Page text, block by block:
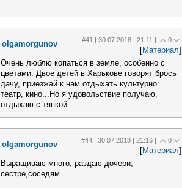
olgamorgunov #41 | 30.07.2018 | 21:11 | 0
[Материал]
Очень люблю копаться в земле, особенно с
цветами. Двое детей в Харькове говорят брось
дачу, приезжай к нам отдыхать культурно:
театр, кино...Но я удовольствие получаю,
отдыхаю с тяпкой.
olgamorgunov #44 | 30.07.2018 | 21:16 | 0
[Материал]
Выращиваю много, раздаю дочери,
сестре,соседям.